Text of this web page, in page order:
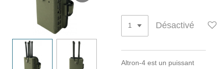
Désactivé
Altron-4 est un puissant